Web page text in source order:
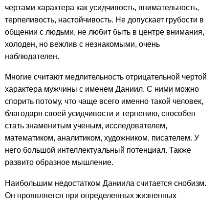
чертами характера как усидчивость, внимательность,
терпеливость, настойчивость. Не допускает грубости в
общении с людьми, не любит быть в центре внимания,
холоден, но вежлив с незнакомыми, очень
наблюдателен.
Многие считают медлительность отрицательной чертой
характера мужчины с именем Даниил. С ними можно
спорить потому, что чаще всего именно такой человек,
благодаря своей усидчивости и терпению, способен
стать знаменитым ученым, исследователем,
математиком, аналитиком, художником, писателем. У
него большой интеллектуальный потенциал. Также
развито образное мышление.
Наибольшим недостатком Даниила считается снобизм.
Он проявляется при определенных жизненных